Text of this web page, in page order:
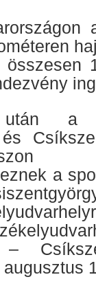
a
a